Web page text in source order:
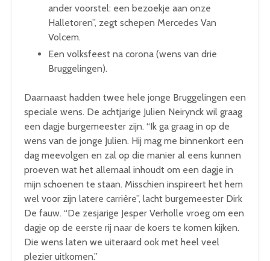
ander voorstel: een bezoekje aan onze
Halletoren”, zegt schepen Mercedes Van
Volcem.
Een volksfeest na corona (wens van drie
Bruggelingen).
Daarnaast hadden twee hele jonge Bruggelingen een
speciale wens. De achtjarige Julien Neirynck wil graag
een dagje burgemeester zijn. “Ik ga graag in op de
wens van de jonge Julien. Hij mag me binnenkort een
dag meevolgen en zal op die manier al eens kunnen
proeven wat het allemaal inhoudt om een dagje in
mijn schoenen te staan. Misschien inspireert het hem
wel voor zijn latere carrière”, lacht burgemeester Dirk
De fauw. “De zesjarige Jesper Verholle vroeg om een
dagje op de eerste rij naar de koers te komen kijken.
Die wens laten we uiteraard ook met heel veel
plezier uitkomen.”